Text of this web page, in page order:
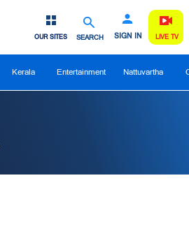
SEARCH SIGN IN
OUR SITES LIVE TV
Kerala Entertainment Nattuvartha